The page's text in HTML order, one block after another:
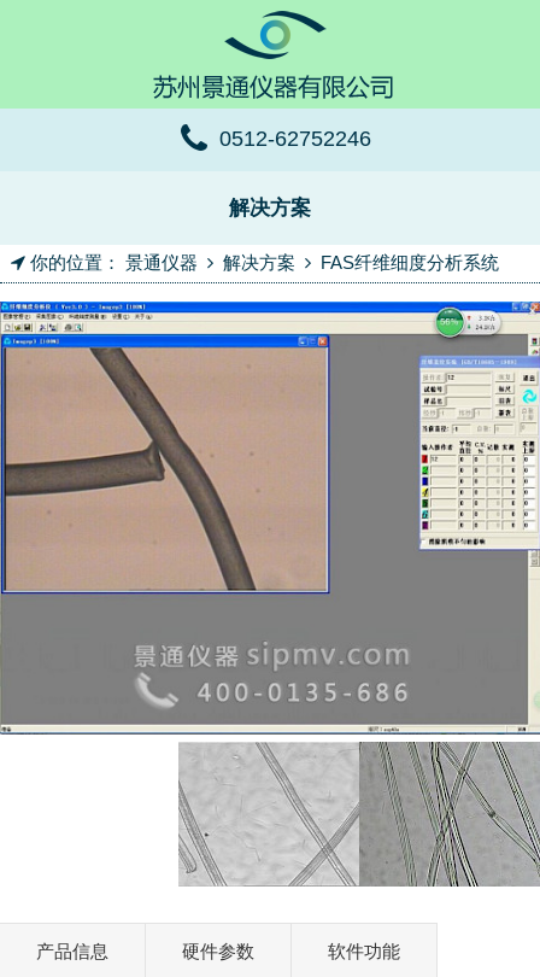
0512-62752246
解决方案
你的位置： 景通仪器 解决方案 FAS纤维细度分析系统
产品信息 硬件参数 软件功能